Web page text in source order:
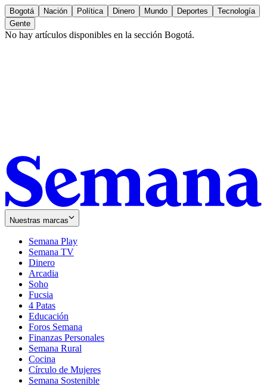
Bogotá Nación Política Dinero Mundo Deportes
Tecnología
Gente
No hay artículos disponibles en la sección Bogotá.
Nuestras marcas
Semana Play
Semana TV
Dinero
Arcadia
Soho
in
new
window
Fucsia
in
new
window
4 Patas
Educación
Foros Semana
Finanzas Personales
Semana Rural
Cocina
Círculo de Mujeres
Semana Sostenible